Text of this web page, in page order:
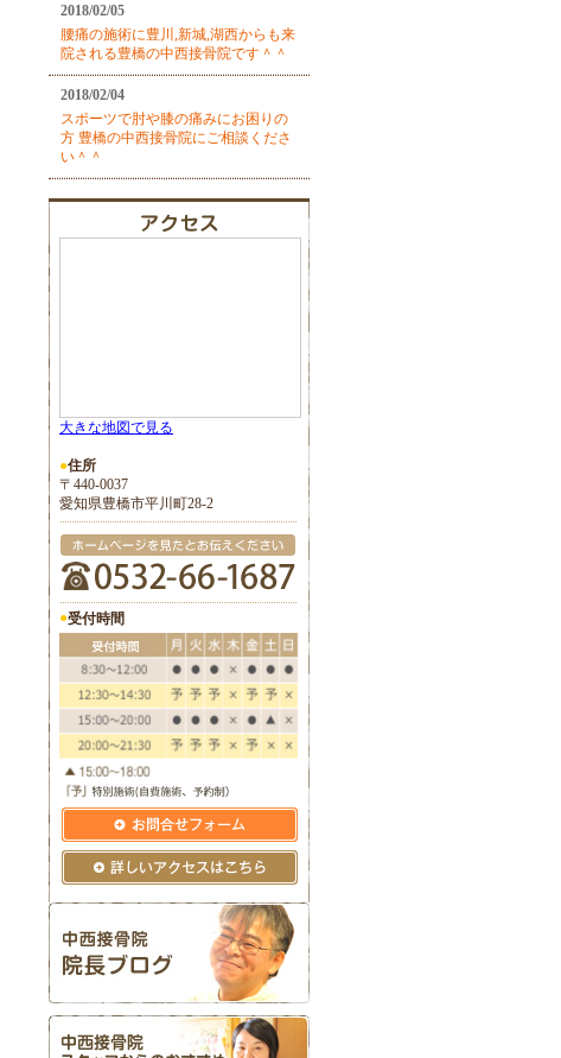
2018/02/05
腰痛の施術に豊川,新城,湖西からも来
院される豊橋の中西接骨院です＾＾
2018/02/04
スポーツで肘や膝の痛みにお困りの
方 豊橋の中西接骨院にご相談くださ
い＾＾
大きな地図で見る
●住所
〒440-0037
愛知県豊橋市平川町28-2
●受付時間